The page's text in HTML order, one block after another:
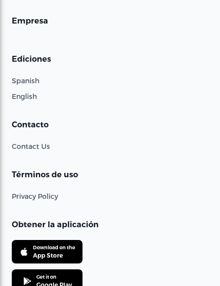
Empresa
Ediciones
Spanish
English
Contacto
Contact Us
Términos de uso
Privacy Policy
Obtener la aplicación
Download on the
App Store
Get it on